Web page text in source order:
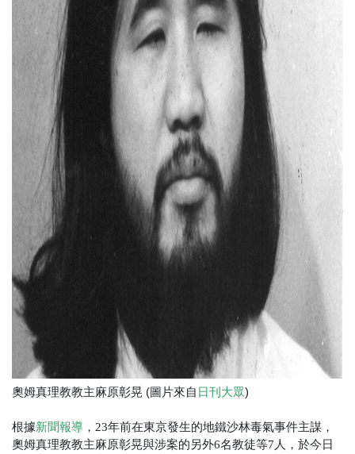
奧姆真理教教主麻原彰晃 (圖片來自 日刊大眾)
根據新聞報導 ，23年前在東京發生的地鐵沙林毒氣事件主謀，
奧姆真理教教主麻原彰晃與涉案的另外6名教徒等7人，於今日